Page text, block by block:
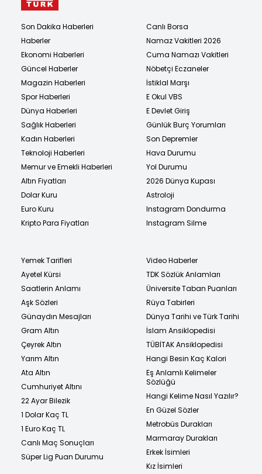
Son Dakika Haberleri
Haberler
Ekonomi Haberleri
Güncel Haberler
Magazin Haberleri
Spor Haberleri
Dünya Haberleri
Sağlık Haberleri
Kadın Haberleri
Teknoloji Haberleri
Memur ve Emekli Haberleri
Altın Fiyatları
Dolar Kuru
Euro Kuru
Kripto Para Fiyatları
Canlı Borsa
Namaz Vakitleri 2026
Cuma Namazı Vakitleri
Nöbetçi Eczaneler
İstiklal Marşı
E Okul VBS
E Devlet Giriş
Günlük Burç Yorumları
Son Depremler
Hava Durumu
Yol Durumu
2026 Dünya Kupası
Astroloji
Instagram Dondurma
Instagram Silme
Yemek Tarifleri
Ayetel Kürsi
Saatlerin Anlamı
Aşk Sözleri
Günaydın Mesajları
Gram Altın
Çeyrek Altın
Yarım Altın
Ata Altın
Cumhuriyet Altını
22 Ayar Bilezik
1 Dolar Kaç TL
1 Euro Kaç TL
Canlı Maç Sonuçları
Süper Lig Puan Durumu
Video Haberler
TDK Sözlük Anlamları
Üniversite Taban Puanları
Rüya Tabirleri
Dünya Tarihi ve Türk Tarihi
İslam Ansiklopedisi
TÜBİTAK Ansiklopedisi
Hangi Besin Kaç Kalori
Eş Anlamlı Kelimeler
Sözlüğü
Hangi Kelime Nasıl Yazılır?
En Güzel Sözler
Metrobüs Durakları
Marmaray Durakları
Erkek İsimleri
Kız İsimleri